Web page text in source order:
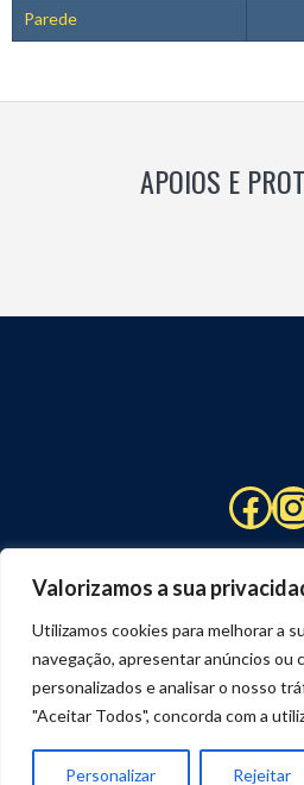
Valorizamos a sua
Utilizamos cookies para melhorar a
navegação, apresentar anúncios ou
personalizados e analisar o nosso
"Aceitar Todos", concorda com a
Personalizar Rejeitar
Parede
APOIOS E